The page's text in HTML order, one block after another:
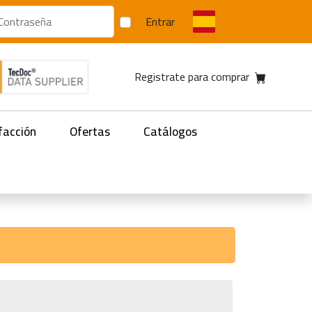
Entrar
Registrate para comprar
Ofertas
Catálogos